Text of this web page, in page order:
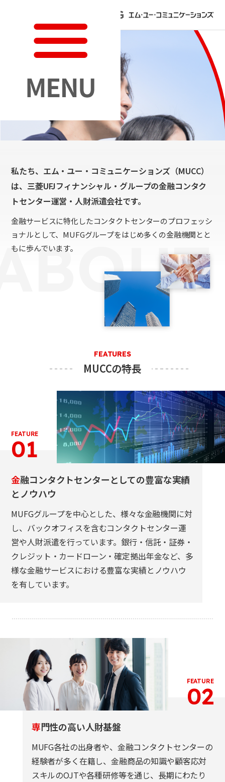
お客さまと向き合う
私たち、エム・ユー・コミュニケーションズ（MUCC）
は、三菱UFJフィナンシャル・グループの金融コンタク
トセンター運営・人財派遣会社です。
金融サービスに特化したコンタクトセンターのプロフェッシ
ョナルとして、MUFGグループをはじめ多くの金融機関とと
もに歩んでいます。
FEATURES
MUCCの特長
FEATURE
01
金融コンタクトセンターとしての豊富な実績
とノウハウ
MUFGグループを中心とした、様々な金融機関に対
し、バックオフィスを含むコンタクトセンター運
営や人財派遣を行っています。銀行・信託・証券・
クレジット・カードローン・確定拠出年金など、多
様な金融サービスにおける豊富な実績とノウハウ
を有しています。
FEATURE
02
専門性の高い人財基盤
MUFG各社の出身者や、金融コンタクトセンターの
経験者が多く在籍し、金融商品の知識や顧客応対
スキルのOJTや各種研修等を通じ、長期にわたり